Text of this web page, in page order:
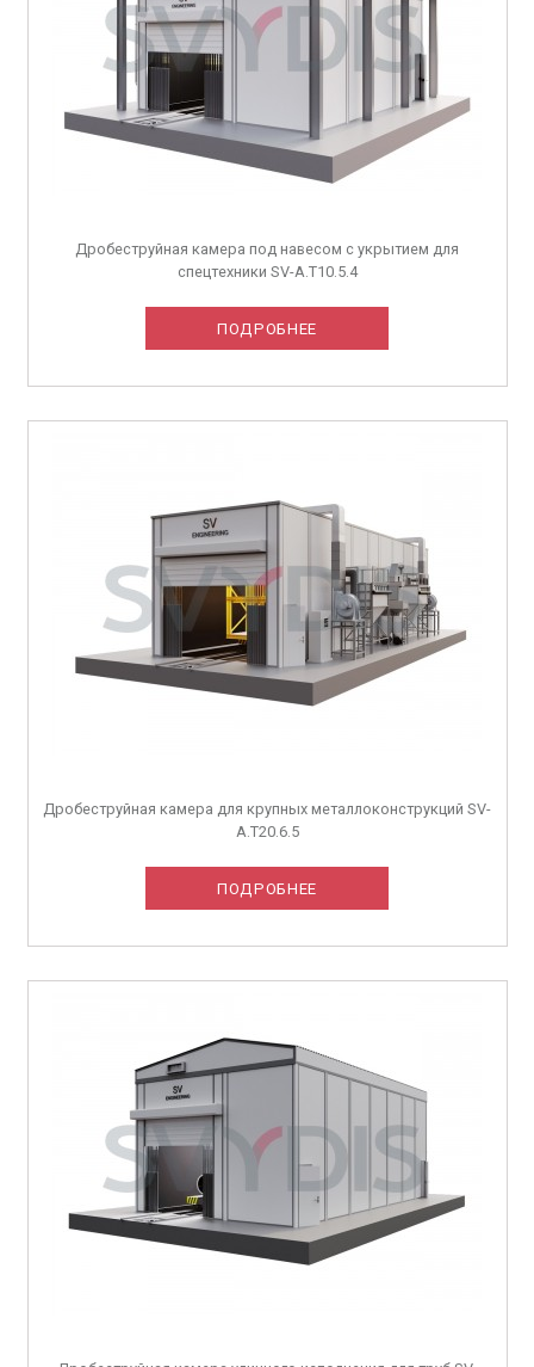
Дробеструйная камера под навесом с укрытием для
спецтехники SV-A.T10.5.4
ПОДРОБНЕЕ
Дробеструйная камера для крупных металлоконструкций SV-
A.T20.6.5
ПОДРОБНЕЕ